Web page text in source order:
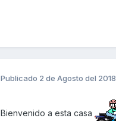
Publicado 2 de Agosto del 2018
Bienvenido a esta casa